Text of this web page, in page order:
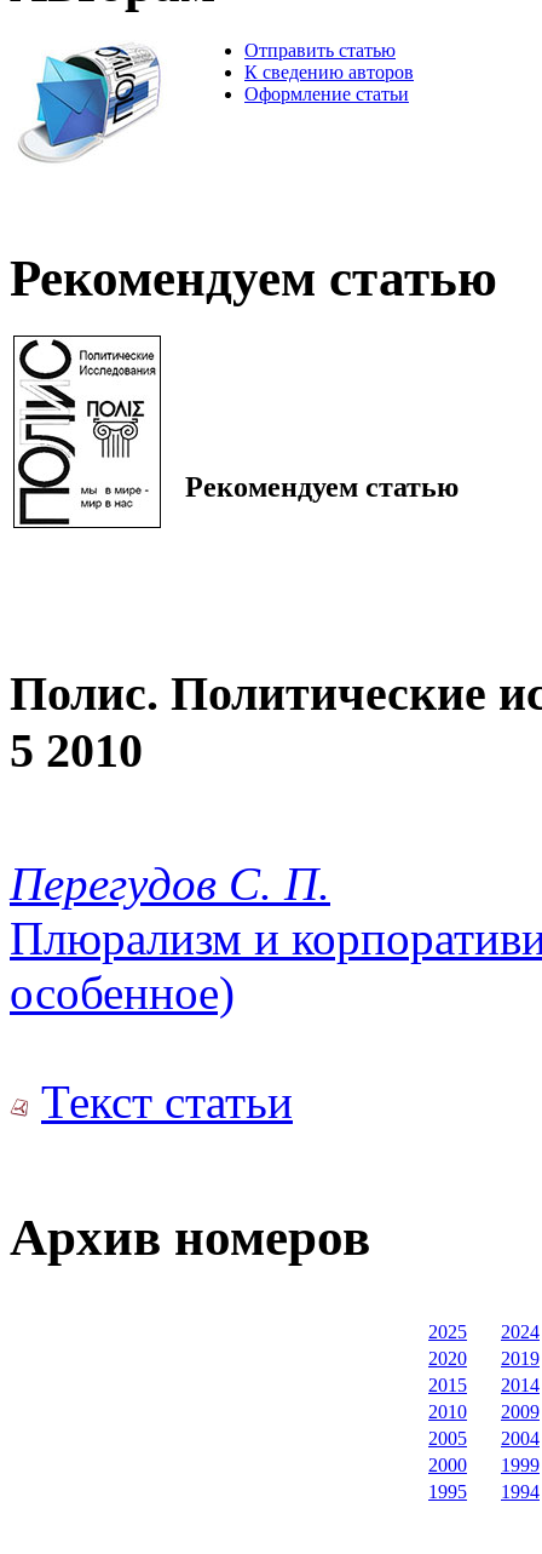
Отправить статью
К сведению авторов
Оформление статьи
Рекомендуем статью
Рекомендуем статью
Полис. Политические
5 2010
Перегудов С. П.
Плюрализм и
особенное)
Текст статьи
Архив номеров
2025
2024
2020
2019
2015
2014
2010
2009
2005
2004
2000
1999
1995
1994